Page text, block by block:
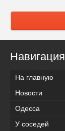
Навигация
На главную
Новости
Одесса
У соседей